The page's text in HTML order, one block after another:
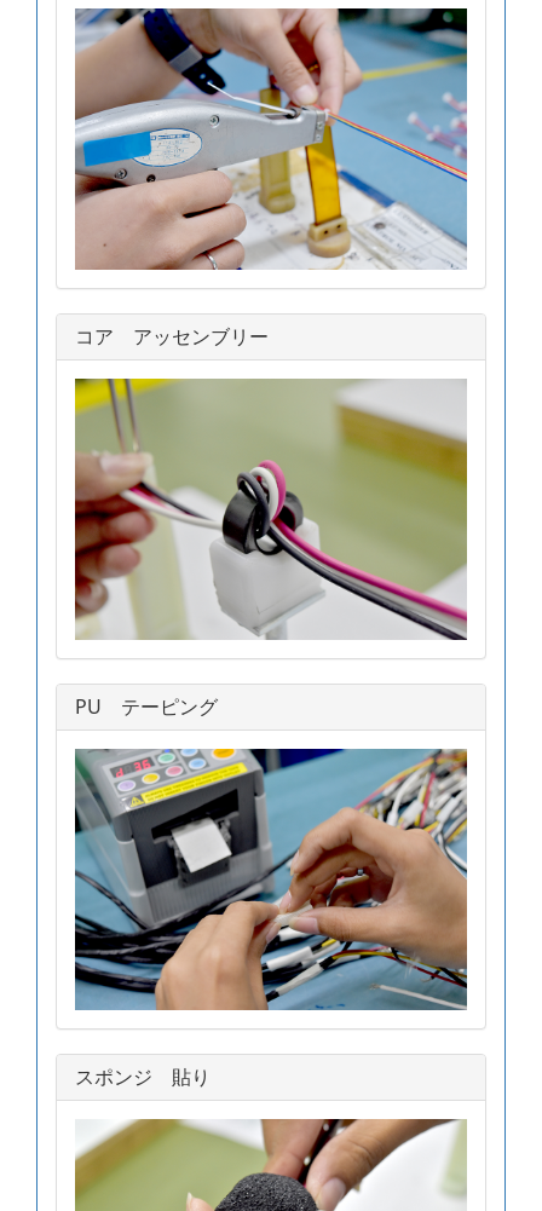
コア アッセンブリー
PU テーピング
スポンジ 貼り